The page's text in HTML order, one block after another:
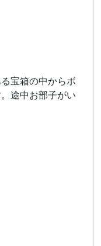
宝箱の中からボ
途中お部子がい